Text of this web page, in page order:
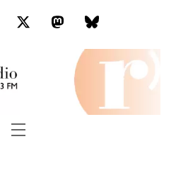
TwitterMastodonBluesky
Menu